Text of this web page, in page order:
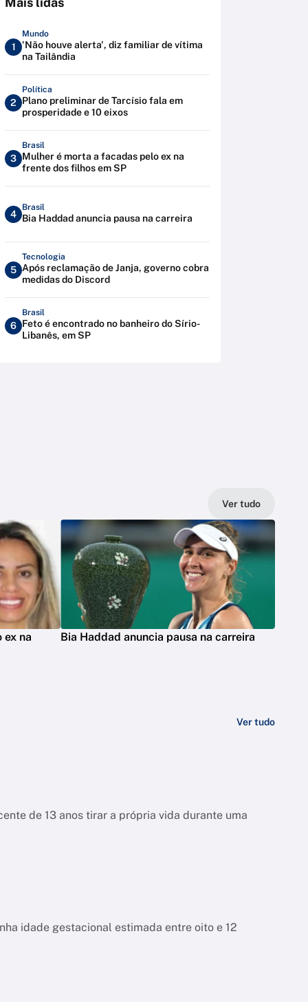
1
Mundo
'Não houve alerta', diz familiar de vítima
na Tailândia
2
Política
Plano preliminar de Tarcísio fala em
prosperidade e 10 eixos
3
Brasil
Mulher é morta a facadas pelo ex na
frente dos filhos em SP
4
Brasil
Bia Haddad anuncia pausa na carreira
5
Tecnologia
Após reclamação de Janja, governo cobra
medidas do Discord
6
Brasil
Feto é encontrado no banheiro do Sírio-
Libanês, em SP
Ver tudo
ex na
Bia Haddad anuncia pausa na carreira
Ver tudo
de 13 anos tirar a própria vida durante uma
idade gestacional estimada entre oito e 12